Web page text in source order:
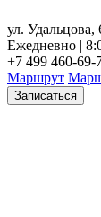
ул. Удальцова,
Ежедневно |
+7 499 460-69-
Маршрут
Записаться